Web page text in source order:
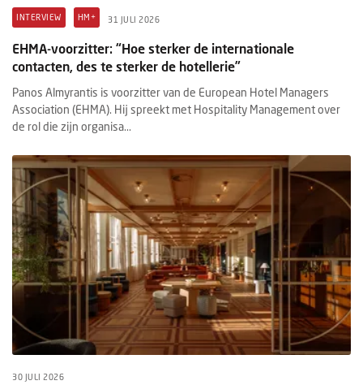
INTERVIEW HM+ 31 JULI 2026
EHMA-voorzitter: “Hoe sterker de internationale
contacten, des te sterker de hotellerie”
Panos Almyrantis is voorzitter van de European Hotel Managers
Association (EHMA). Hij spreekt met Hospitality Management over
de rol die zijn organisa...
30 JULI 2026